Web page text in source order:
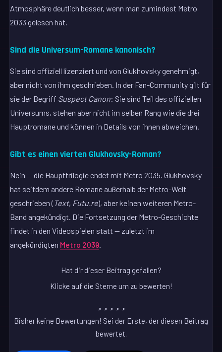
Atmosphäre deutlich besser, wenn man zumindest Metro
2033 gelesen hat.
Sind die Universum-Romane kanonisch?
Sie sind offiziell lizenziert und von Glukhovsky genehmigt,
aber nicht von ihm geschrieben. In der Fan-Community gilt für
sie der Begriff Suspect Canon: Sie sind Teil des offiziellen
Universums, stehen aber nicht im selben Rang wie die drei
Hauptromane und können in Details von ihnen abweichen.
Gibt es einen vierten Glukhovsky-Roman?
Nein — die Haupttrilogie endet mit Metro 2035. Glukhovsky
hat seitdem andere Romane außerhalb der Metro-Welt
geschrieben ( Text, Futu.re), aber keinen weiteren Metro-
Band angekündigt. Die Fortsetzung der Metro-Geschichte
findet in den Videospielen statt — zuletzt im
angekündigten Metro 2039
Hat dir dieser Beitrag gefallen?
Klicke auf die Sterne um zu bewerten!
Bisher keine Bewertungen! Sei der Erste, der diesen Beitrag
bewertet.